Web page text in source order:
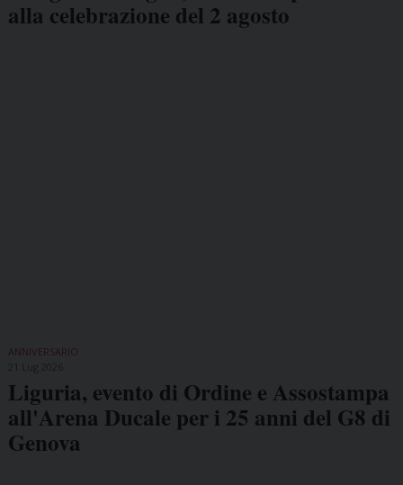
alla celebrazione del 2 agosto
ANNIVERSARIO
Liguria, evento di Ordine e Assostampa
all'Arena Ducale per i 25 anni del G8 di
Genova